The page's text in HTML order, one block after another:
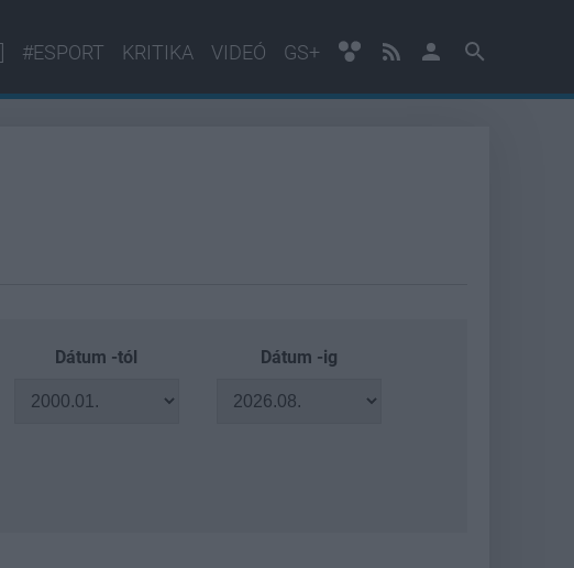
#ESPORT KRITIKA VIDEÓ GS+
Dátum -tól Dátum -ig